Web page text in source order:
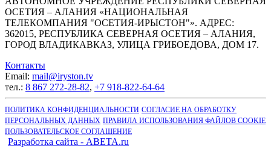
ОСЕТИЯ – АЛАНИЯ «НАЦИОНАЛЬНАЯ
ТЕЛЕКОМПАНИЯ "ОСЕТИЯ-ИРЫСТОН"». АДРЕС:
362015, РЕСПУБЛИКА СЕВЕРНАЯ ОСЕТИЯ – АЛАНИЯ,
ГОРОД ВЛАДИКАВКАЗ, УЛИЦА ГРИБОЕДОВА, ДОМ 17.
Контакты
Email: mail@iryston.tv
тел.: 8 867 272-28-82, +7 918-822-64-64
ПОЛИТИКА КОНФИДЕНЦИАЛЬНОСТИ СОГЛАСИЕ НА ОБРАБОТКУ
ПЕРСОНАЛЬНЫХ ДАННЫХ ПРАВИЛА ИСПОЛЬЗОВАНИЯ ФАЙЛОВ COOKIE
ПОЛЬЗОВАТЕЛЬСКОЕ СОГЛАШЕНИЕ
Разработка сайта - ABETA.ru